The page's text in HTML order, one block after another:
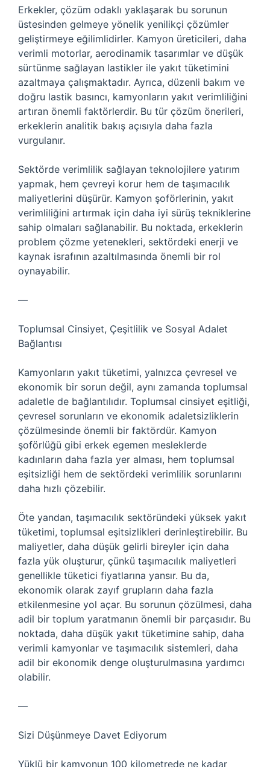
Erkekler, çözüm odaklı yaklaşarak bu sorunun
üstesinden gelmeye yönelik yenilikçi çözümler
geliştirmeye eğilimlidirler. Kamyon üreticileri, daha
verimli motorlar, aerodinamik tasarımlar ve düşük
sürtünme sağlayan lastikler ile yakıt tüketimini
azaltmaya çalışmaktadır. Ayrıca, düzenli bakım ve
doğru lastik basıncı, kamyonların yakıt verimliliğini
artıran önemli faktörlerdir. Bu tür çözüm önerileri,
erkeklerin analitik bakış açısıyla daha fazla
vurgulanır.
Sektörde verimlilik sağlayan teknolojilere yatırım
yapmak, hem çevreyi korur hem de taşımacılık
maliyetlerini düşürür. Kamyon şoförlerinin, yakıt
verimliliğini artırmak için daha iyi sürüş tekniklerine
sahip olmaları sağlanabilir. Bu noktada, erkeklerin
problem çözme yetenekleri, sektördeki enerji ve
kaynak israfının azaltılmasında önemli bir rol
oynayabilir.
—
Toplumsal Cinsiyet, Çeşitlilik ve Sosyal Adalet
Bağlantısı
Kamyonların yakıt tüketimi, yalnızca çevresel ve
ekonomik bir sorun değil, aynı zamanda toplumsal
adaletle de bağlantılıdır. Toplumsal cinsiyet eşitliği,
çevresel sorunların ve ekonomik adaletsizliklerin
çözülmesinde önemli bir faktördür. Kamyon
şoförlüğü gibi erkek egemen mesleklerde
kadınların daha fazla yer alması, hem toplumsal
eşitsizliği hem de sektördeki verimlilik sorunlarını
daha hızlı çözebilir.
Öte yandan, taşımacılık sektöründeki yüksek yakıt
tüketimi, toplumsal eşitsizlikleri derinleştirebilir. Bu
maliyetler, daha düşük gelirli bireyler için daha
fazla yük oluşturur, çünkü taşımacılık maliyetleri
genellikle tüketici fiyatlarına yansır. Bu da,
ekonomik olarak zayıf grupların daha fazla
etkilenmesine yol açar. Bu sorunun çözülmesi, daha
adil bir toplum yaratmanın önemli bir parçasıdır. Bu
noktada, daha düşük yakıt tüketimine sahip, daha
verimli kamyonlar ve taşımacılık sistemleri, daha
adil bir ekonomik denge oluşturulmasına yardımcı
olabilir.
—
Sizi Düşünmeye Davet Ediyorum
Yüklü bir kamyonun 100 kilometrede ne kadar